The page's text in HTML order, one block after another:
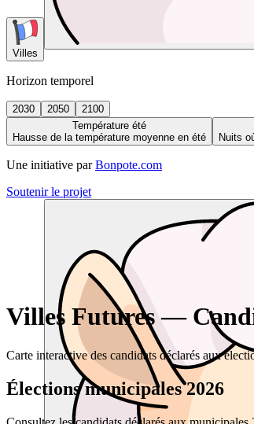
Villes
Horizon temporel
2030 2050
2100
Température été
Hausse de la température moyenne en été
Nuits
Une initiative par Bonpote.com
Soutenir le projet
Villes Futures —
Carte interactive des candidats déclarés aux
Élections municipales 2026